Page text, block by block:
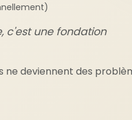
c'est une fondation
ne deviennent des